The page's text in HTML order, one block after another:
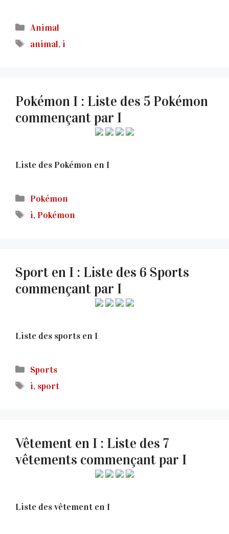
Catégories
Animal
Étiquettes
animal, i
Pokémon I : Liste des 5 Pokémon
commençant par I
Liste des Pokémon en I
Catégories
Pokémon
Étiquettes
i,Pokémon
Sport en I : Liste des 6 Sports
commençant par I
Liste des sports en I
Catégories
Sports
Étiquettes
i, sport
Vêtement en I : Liste des 7
vêtements commençant par I
Liste des vêtement en I